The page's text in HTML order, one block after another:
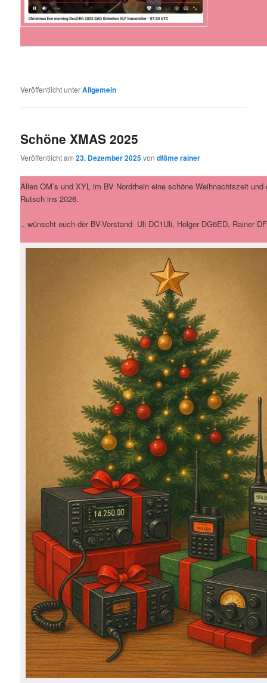
Veröffentlicht unterAllgemein
Schöne XMAS 2025
Veröffentlicht am23. Dezember 2025vondf8me rainer
Allen OM’s und XYL im BV Nordrhein eine schöne Weihnachtszeit und
Rutsch ins 2026.
.. wünscht euch der BV-Vorstand Uli DC1Uli, Holger DG6ED, Rainer